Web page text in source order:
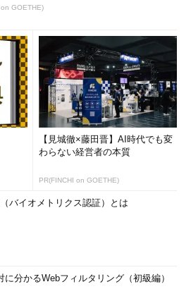
GOETHE)
【見城徹×藤田晋】AI時代でも変
わらない経営者の本質
PR(FINCHI on GOETHE)
バイオメトリクス認証）とは
に分かるWebフィルタリング（初級編）